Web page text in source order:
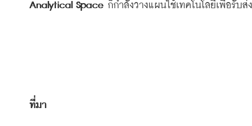
Analytical Space ก็กำลังวางแผนใช้เทคโนโลยีเพื่อรับ
ที่มา